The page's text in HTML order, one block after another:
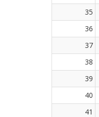
35
36
37
38
39
40
41